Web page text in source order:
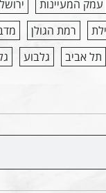
עמק המעיינות
רמת הגולן
תל אביב גלבוע